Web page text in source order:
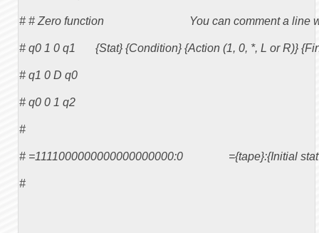
# # Zero function                              You can comment a line
# q0 1 0 q1       {Stat} {Condition} {Action (1, 0, *, L or R)}
# q1 0 D q0
# q0 0 1 q2
#
# =1111000000000000000000:0                ={tape}:{Initial
#